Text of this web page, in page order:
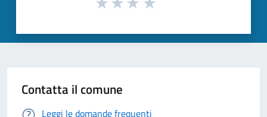
Contatta il comune
Leggi le domande frequenti